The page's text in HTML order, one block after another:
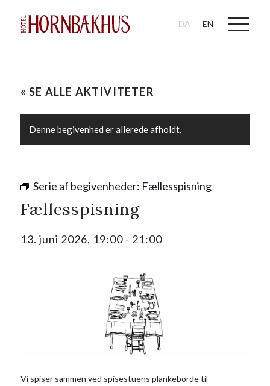
DA EN
« SE ALLE AKTIVITETER
Denne begivenhed er allerede afholdt.
Serie af begivenheder: Fællesspisning
Fællesspisning
13. juni 2026, 19:00- 21:00
Vi spiser sammen ved spisestuens plankeborde til